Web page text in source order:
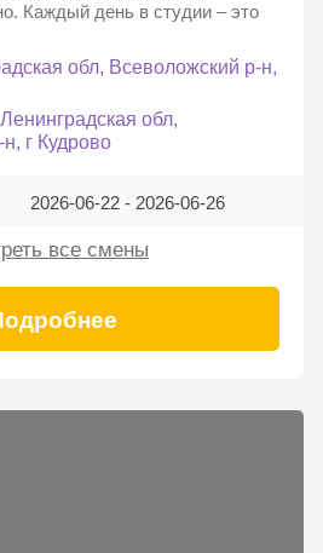
Каждый день в студии – это
обл, Всеволожский р-н,
обл,
г Кудрово
2026-06-22 - 2026-06-26
все смены